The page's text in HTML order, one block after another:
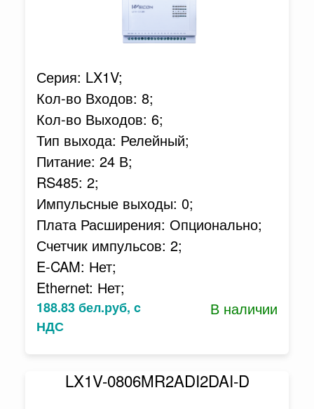
Серия: LX1V;
Кол-во Входов: 8;
Кол-во Выходов: 6;
Тип выхода: Релейный;
Питание: 24 В;
RS485: 2;
Импульсные выходы: 0;
Плата Расширения: Опционально;
Счетчик импульсов: 2;
E-CAM: Нет;
Ethernet: Нет;
188.83 бел.руб, c
НДС
В наличии
LX1V-0806MR2ADI2DAI-D